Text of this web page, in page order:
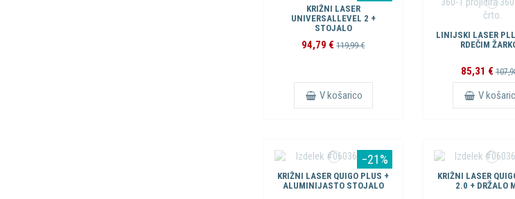
KRIŽNI LASER
UNIVERSALLEVEL 2 +
STOJALO
94,79 €119,99 €
V košarico
LINIJSKI LASER
RDEČIM
85,31 €
V
−21%
KRIŽNI LASER QUIGO PLUS +
ALUMINIJASTO STOJALO
KRIŽNI LASER
2.0 + DRŽALO